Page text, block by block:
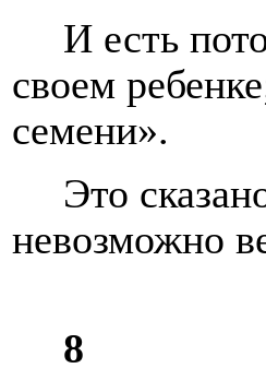
И есть
своем
семени».
Это
невозможно
8